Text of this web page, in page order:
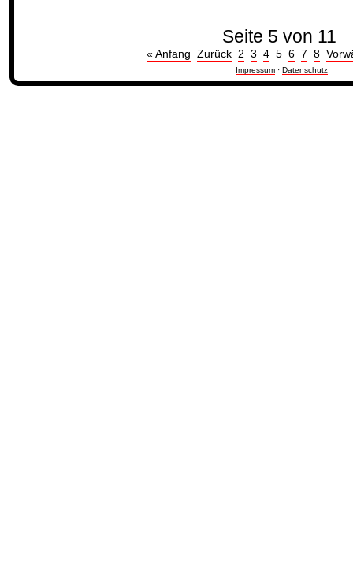
Seite 5 von 11
« Anfang Zurück 2 3 4 5 6 7 8
Impressum · Datenschutz